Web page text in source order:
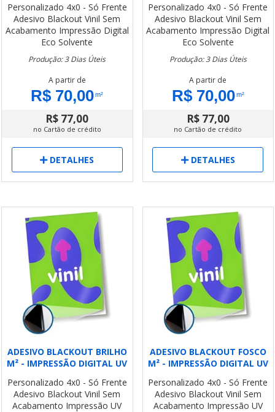
Personalizado 4x0 - Só Frente
Adesivo Blackout Vinil Sem
Acabamento Impressão Digital
Eco Solvente
Produção: 3 Dias Úteis
A partir de
R$ 70,00m²
R$ 77,00
no Cartão de crédito
DETALHES
Personalizado 4x0 - Só Frente
Adesivo Blackout Vinil Sem
Acabamento Impressão Digital
Eco Solvente
Produção: 3 Dias Úteis
A partir de
R$ 70,00m²
R$ 77,00
no Cartão de crédito
DETALHES
ADESIVO BLACKOUT BRILHO
M² - IMPRESSÃO DIGITAL UV
Personalizado 4x0 - Só Frente
Adesivo Blackout Vinil Sem
Acabamento Impressão UV
ADESIVO BLACKOUT FOSCO
M² - IMPRESSÃO DIGITAL UV
Personalizado 4x0 - Só Frente
Adesivo Blackout Vinil Sem
Acabamento Impressão UV